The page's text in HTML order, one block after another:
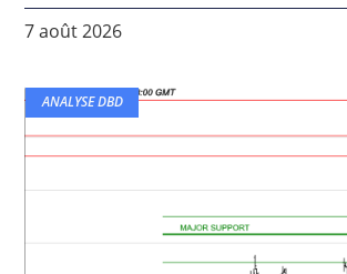
7 août 2026
ANALYSE DBD